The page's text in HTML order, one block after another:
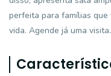
perfeita para famílias que
vida. Agende já uma visita.